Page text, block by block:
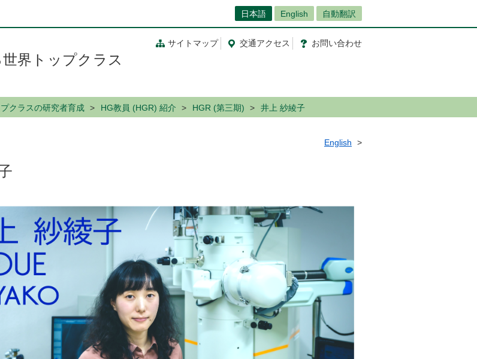
日本語 English 自動翻訳
サイトマップ 交通アクセス お問い合わせ
界トップクラス
クラスの研究者育成 HG教員 (HGR) 紹介 HGR (第三期) 井上 紗綾子
English